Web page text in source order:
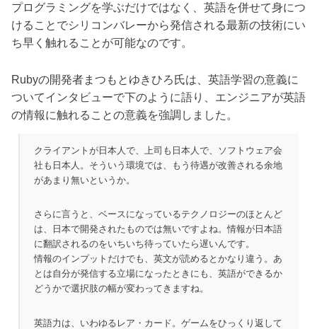
プログラミングを学ぶだけではなく、英語を併せて身につ
けることでシリコンバレーから発信される最新の技術にい
ち早く触れることが可能なのです。
Rubyの開発者まつもとゆきひろ氏は、英語学習の意義に
ついてインタビューで下のように語り、エンジニアが英語
の情報に触れることの意義を強調しました。
クライアントが日本人で、上司も日本人で、ソフトウェア会
社も日本人。そういう環境では、もう待遇が改善される余地
があまり無いというか。
さらに言うと、ベースになっているテクノロジーのほとんど
は、日本で開発されたものでは無いですよね。情報が日本語
に翻訳されるのをいちいち待っていたら遅いんです。
情報のインプットだけでも、英文が読めるとかなり違う。あ
とは自分が発信する立場になったときにも、英語ができるか
どうかで選択肢の幅が変わってきますね。
英語力は、いわゆるレア・カード。ゲームをひっくり返して